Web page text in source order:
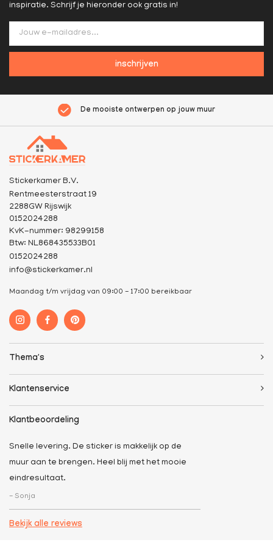
inspiratie. Schrijf je hieronder ook gratis in!
inschrijven
op jouw muur Maatwerk
Stickerkamer B.V.
Rentmeesterstraat 19
2288GW Rijswijk
0152024288
KvK-nummer: 98299158
Btw: NL868435533B01
0152024288
info@stickerkamer.nl
Maandag t/m vrijdag van 09:00 - 17:00 bereikbaar
Thema's
Klantenservice
Klantbeoordeling
Snelle levering. De sticker is makkelijk op de
muur aan te brengen. Heel blij met het mooie
eindresultaat.
- Sonja
Bekijk alle reviews